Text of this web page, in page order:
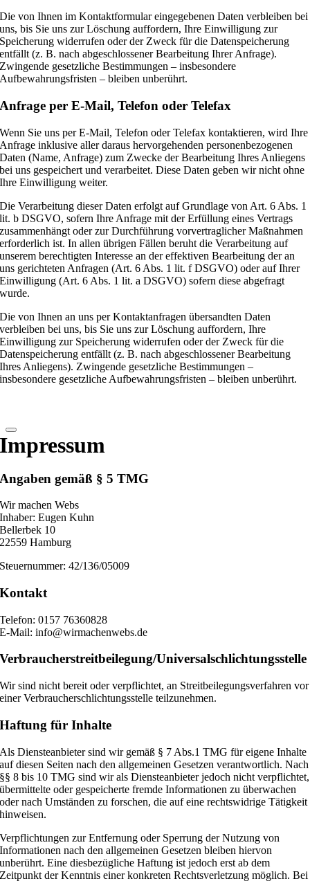
Die von Ihnen im Kontaktformular eingegebenen Daten verbleiben bei
uns, bis Sie uns zur Löschung auffordern, Ihre Einwilligung zur
Speicherung widerrufen oder der Zweck für die Datenspeicherung
entfällt (z. B. nach abgeschlossener Bearbeitung Ihrer Anfrage).
Zwingende gesetzliche Bestimmungen – insbesondere
Aufbewahrungsfristen – bleiben unberührt.
Anfrage per E-Mail, Telefon oder Telefax
Wenn Sie uns per E-Mail, Telefon oder Telefax kontaktieren, wird Ihre
Anfrage inklusive aller daraus hervorgehenden personenbezogenen
Daten (Name, Anfrage) zum Zwecke der Bearbeitung Ihres Anliegens
bei uns gespeichert und verarbeitet. Diese Daten geben wir nicht ohne
Ihre Einwilligung weiter.
Die Verarbeitung dieser Daten erfolgt auf Grundlage von Art. 6 Abs. 1
lit. b DSGVO, sofern Ihre Anfrage mit der Erfüllung eines Vertrags
zusammenhängt oder zur Durchführung vorvertraglicher Maßnahmen
erforderlich ist. In allen übrigen Fällen beruht die Verarbeitung auf
unserem berechtigten Interesse an der effektiven Bearbeitung der an
uns gerichteten Anfragen (Art. 6 Abs. 1 lit. f DSGVO) oder auf Ihrer
Einwilligung (Art. 6 Abs. 1 lit. a DSGVO) sofern diese abgefragt
wurde.
Die von Ihnen an uns per Kontaktanfragen übersandten Daten
verbleiben bei uns, bis Sie uns zur Löschung auffordern, Ihre
Einwilligung zur Speicherung widerrufen oder der Zweck für die
Datenspeicherung entfällt (z. B. nach abgeschlossener Bearbeitung
Ihres Anliegens). Zwingende gesetzliche Bestimmungen –
insbesondere gesetzliche Aufbewahrungsfristen – bleiben unberührt.
Impressum
Angaben gemäß § 5 TMG
Wir machen Webs
Inhaber: Eugen Kuhn
Bellerbek 10
22559 Hamburg
Steuernummer: 42/136/05009
Kontakt
Telefon: 0157 76360828
E-Mail: info@wirmachenwebs.de
Verbraucher­streit­beilegung/Universal­schlichtungs­stelle
Wir sind nicht bereit oder verpflichtet, an Streitbeilegungsverfahren vor
einer Verbraucherschlichtungsstelle teilzunehmen.
Haftung für Inhalte
Als Diensteanbieter sind wir gemäß § 7 Abs.1 TMG für eigene Inhalte
auf diesen Seiten nach den allgemeinen Gesetzen verantwortlich. Nach
§§ 8 bis 10 TMG sind wir als Diensteanbieter jedoch nicht verpflichtet,
übermittelte oder gespeicherte fremde Informationen zu überwachen
oder nach Umständen zu forschen, die auf eine rechtswidrige Tätigkeit
hinweisen.
Verpflichtungen zur Entfernung oder Sperrung der Nutzung von
Informationen nach den allgemeinen Gesetzen bleiben hiervon
unberührt. Eine diesbezügliche Haftung ist jedoch erst ab dem
Zeitpunkt der Kenntnis einer konkreten Rechtsverletzung möglich. Bei